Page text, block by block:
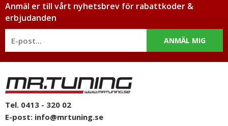
Anmäl er till vårt nyhetsbrev för rabattkoder &
erbjudanden
ANMÄL MIG
Tel. 0413 - 320 02
E-post: info@mrtuning.se